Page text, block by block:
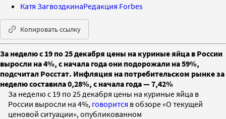
Катя ЗагвоздкинаРедакция Forbes
Копировать ссылку
За неделю с 19 по 25 декабря цены на куриные яйца в России
выросли на 4%, с начала года они подорожали на 59%,
подсчитал Росстат. Инфляция на потребительском рынке за
неделю составила 0,28%, с начала года — 7,42%
За неделю с 19 по 25 декабря цены на куриные яйца в
России выросли на 4%, говорится в обзоре «О текущей
ценовой ситуации», опубликованном